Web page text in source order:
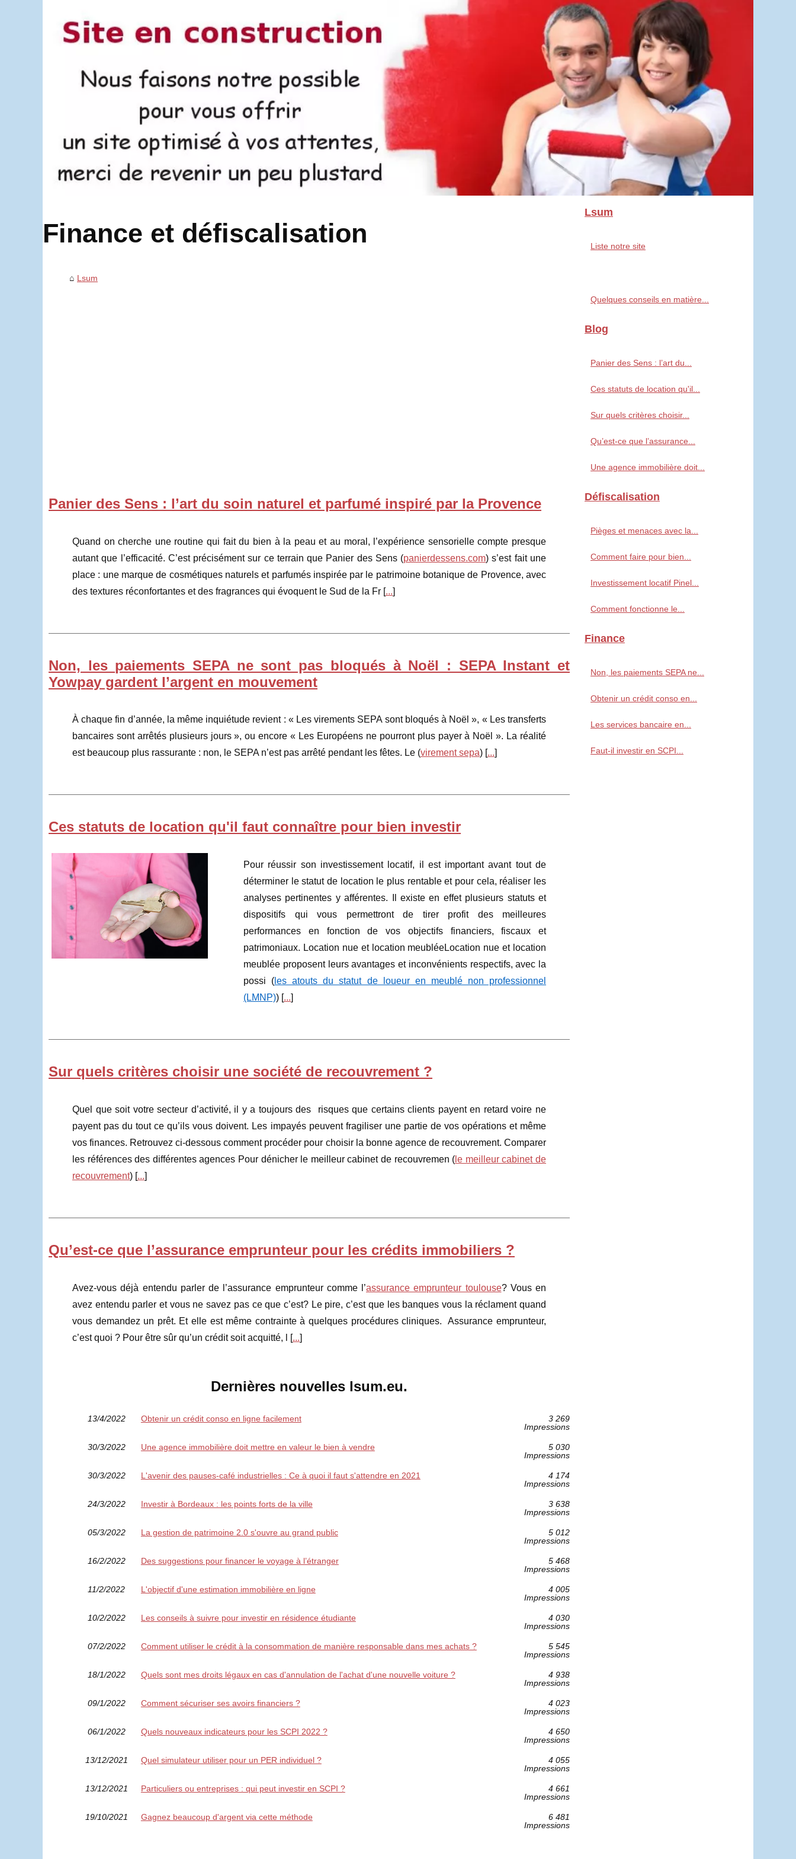
Finance et défiscalisation
Lsum
Panier des Sens : l’art du soin naturel et parfumé inspiré par la Provence
Quand on cherche une routine qui fait du bien à la peau et au moral, l’expérience sensorielle compte presque
autant que l’efficacité. C’est précisément sur ce terrain que Panier des Sens (panierdessens.com) s’est fait une
place : une marque de cosmétiques naturels et parfumés inspirée par le patrimoine botanique de Provence, avec
des textures réconfortantes et des fragrances qui évoquent le Sud de la Fr [...]
Non, les paiements SEPA ne sont pas bloqués à Noël : SEPA Instant et
Yowpay gardent l’argent en mouvement
À chaque fin d’année, la même inquiétude revient : « Les virements SEPA sont bloqués à Noël », « Les transferts
bancaires sont arrêtés plusieurs jours », ou encore « Les Européens ne pourront plus payer à Noël ». La réalité
est beaucoup plus rassurante : non, le SEPA n’est pas arrêté pendant les fêtes. Le (virement sepa) [ ...
Ces statuts de location qu'il faut connaître pour bien investir
Pour réussir son investissement locatif, il est important avant tout de
déterminer le statut de location le plus rentable et pour cela, réaliser les
analyses pertinentes y afférentes. Il existe en effet plusieurs statuts et
dispositifs qui vous permettront de tirer profit des meilleures
performances en fonction de vos objectifs financiers, fiscaux et
patrimoniaux. Location nue et location meubléeLocation nue et location
meublée proposent leurs avantages et inconvénients respectifs, avec la
possi ( les atouts du statut de loueur en meublé non professionnel
(LMNP)) [...]
Sur quels critères choisir une société de recouvrement ?
Quel que soit votre secteur d’activité, il y a toujours des risques que certains clients payent en retard voire ne
payent pas du tout ce qu’ils vous doivent. Les impayés peuvent fragiliser une partie de vos opérations et même
vos finances. Retrouvez ci-dessous comment procéder pour choisir la bonne agence de recouvrement. Comparer
les références des différentes agences Pour dénicher le meilleur cabinet de recouvremen ( le meilleur cabinet de
recouvrement) [...]
Qu’est-ce que l’assurance emprunteur pour les crédits immobiliers ?
Avez-vous déjà entendu parler de l’assurance emprunteur comme l’assurance emprunteur toulouse? Vous en
avez entendu parler et vous ne savez pas ce que c’est? Le pire, c’est que les banques vous la réclament quand
vous demandez un prêt. Et elle est même contrainte à quelques procédures cliniques. Assurance emprunteur,
c’est quoi ? Pour être sûr qu’un crédit soit acquitté, l [...]
Dernières nouvelles lsum.eu.
13/4/2022 Obtenir un crédit conso en ligne facilement
3 269
Impressions
30/3/2022 Une agence immobilière doit mettre en valeur le bien à vendre
5 030
Impressions
30/3/2022 L'avenir des pauses-café industrielles : Ce à quoi il faut s'attendre en 2021
4 174
Impressions
24/3/2022 Investir à Bordeaux : les points forts de la ville
3 638
Impressions
05/3/2022 La gestion de patrimoine 2.0 s'ouvre au grand public
5 012
Impressions
16/2/2022 Des suggestions pour financer le voyage à l’étranger
5 468
Impressions
11/2/2022 L'objectif d'une estimation immobilière en ligne
4 005
Impressions
10/2/2022 Les conseils à suivre pour investir en résidence étudiante
4 030
Impressions
07/2/2022 Comment utiliser le crédit à la consommation de manière responsable dans mes achats ?
5 545
Impressions
18/1/2022 Quels sont mes droits légaux en cas d'annulation de l'achat d'une nouvelle voiture ?
4 938
Impressions
09/1/2022 Comment sécuriser ses avoirs financiers ?
4 023
Impressions
06/1/2022 Quels nouveaux indicateurs pour les SCPI 2022 ?
4 650
Impressions
13/12/2021 Quel simulateur utiliser pour un PER individuel ?
4 055
Impressions
13/12/2021 Particuliers ou entreprises : qui peut investir en SCPI ?
4 661
Impressions
19/10/2021 Gagnez beaucoup d'argent via cette méthode
6 481
Impressions
Lsum
Liste notre site
Quelques conseils en matière...
Blog
Panier des Sens : l’art du...
Ces statuts de location qu'il...
Sur quels critères choisir...
Qu’est-ce que l’assurance...
Une agence immobilière doit...
Défiscalisation
Pièges et menaces avec la...
Comment faire pour bien...
Investissement locatif Pinel...
Comment fonctionne le...
Finance
Non, les paiements SEPA ne...
Obtenir un crédit conso en...
Les services bancaire en...
Faut-il investir en SCPI...